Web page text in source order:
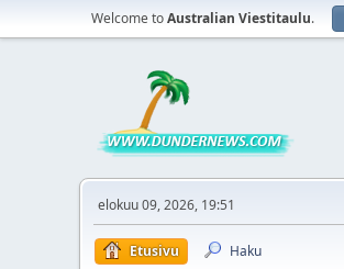
Welcome toAustralian Viestitaulu.
elokuu 09, 2026, 19:51
Etusivu Haku